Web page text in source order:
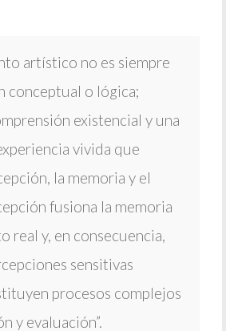
artístico no es siempre
conceptual o lógica;
existencial y una
vivida que
la memoria y el
fusiona la memoria
real y, en consecuencia,
sensitivas
procesos complejos
y evaluación”.